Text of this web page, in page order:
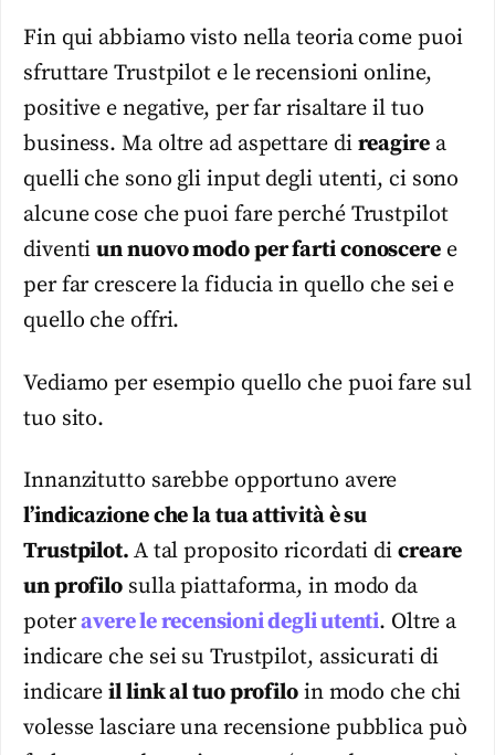
Fin qui abbiamo visto nella teoria come puoi
sfruttare Trustpilot e le recensioni online,
positive e negative, per far risaltare il tuo
business. Ma oltre ad aspettare di reagirea
quelli che sono gli input degli utenti, ci sono
alcune cose che puoi fare perché Trustpilot
diventiun nuovo modo per farti conosceree
per far crescere la fiducia in quello che sei e
quello che offri.
Vediamo per esempio quello che puoi fare sul
tuo sito.
Innanzitutto sarebbe opportuno avere
l’indicazione che la tua attività è su
Trustpilot. A tal proposito ricordati di creare
un profilo sulla piattaforma, in modo da
poteravere le recensioni degli utenti. Oltre a
indicare che sei su Trustpilot, assicurati di
indicareil link al tuo profiloin modo che chi
volesse lasciare una recensione pubblica può